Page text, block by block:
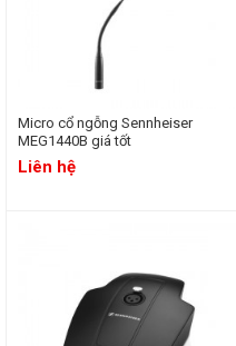
Micro cổ ngỗng Sennheiser
MEG1440B giá tốt
Liên hệ